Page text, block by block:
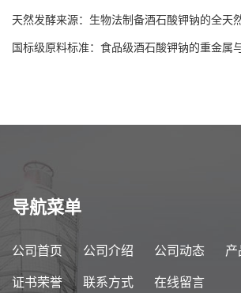
天然发酵来源：生物法制备酒石酸钾钠的全天
国标级原料标准：食品级酒石酸钾钠的重金属
导航菜单
公司首页 公司介绍 公司动态 产
证书荣誉 联系方式 在线留言